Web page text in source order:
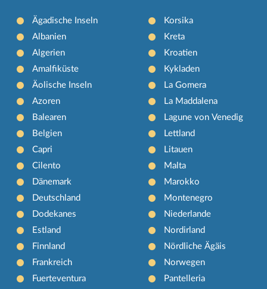
Ägadische Inseln
Albanien
Algerien
Amalfiküste
Äolische Inseln
Azoren
Balearen
Belgien
Capri
Cilento
Dänemark
Deutschland
Dodekanes
Estland
Finnland
Frankreich
Fuerteventura
Korsika
Kreta
Kroatien
Kykladen
La Gomera
La Maddalena
Lagune von Venedig
Lettland
Litauen
Malta
Marokko
Montenegro
Niederlande
Nordirland
Nördliche Ägäis
Norwegen
Pantelleria